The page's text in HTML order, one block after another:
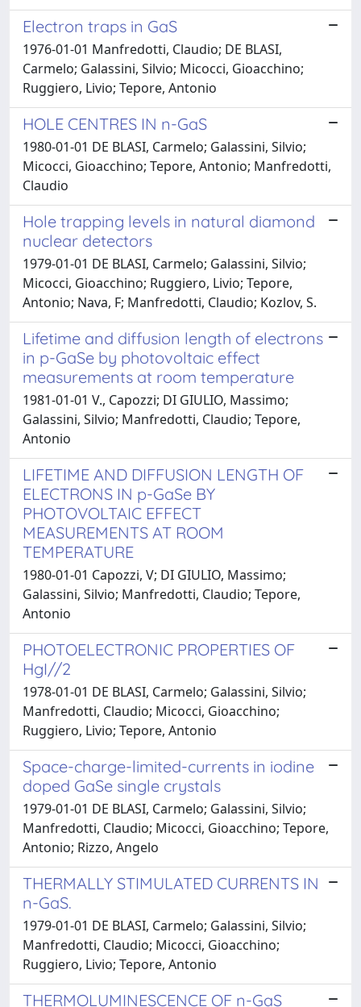
Electron traps in GaS
1976-01-01 Manfredotti, Claudio; DE BLASI,
Carmelo; Galassini, Silvio; Micocci, Gioacchino;
Ruggiero, Livio; Tepore, Antonio
HOLE CENTRES IN n-GaS
1980-01-01 DE BLASI, Carmelo; Galassini, Silvio;
Micocci, Gioacchino; Tepore, Antonio; Manfredotti,
Claudio
Hole trapping levels in natural diamond
nuclear detectors
1979-01-01 DE BLASI, Carmelo; Galassini, Silvio;
Micocci, Gioacchino; Ruggiero, Livio; Tepore,
Antonio; Nava, F; Manfredotti, Claudio; Kozlov, S.
Lifetime and diffusion length of electrons
in p-GaSe by photovoltaic effect
measurements at room temperature
1981-01-01 V., Capozzi; DI GIULIO, Massimo;
Galassini, Silvio; Manfredotti, Claudio; Tepore,
Antonio
LIFETIME AND DIFFUSION LENGTH OF
ELECTRONS IN p-GaSe BY
PHOTOVOLTAIC EFFECT
MEASUREMENTS AT ROOM
TEMPERATURE
1980-01-01 Capozzi, V; DI GIULIO, Massimo;
Galassini, Silvio; Manfredotti, Claudio; Tepore,
Antonio
PHOTOELECTRONIC PROPERTIES OF
HgI//2
1978-01-01 DE BLASI, Carmelo; Galassini, Silvio;
Manfredotti, Claudio; Micocci, Gioacchino;
Ruggiero, Livio; Tepore, Antonio
Space-charge-limited-currents in iodine
doped GaSe single crystals
1979-01-01 DE BLASI, Carmelo; Galassini, Silvio;
Manfredotti, Claudio; Micocci, Gioacchino; Tepore,
Antonio; Rizzo, Angelo
THERMALLY STIMULATED CURRENTS IN
n-GaS.
1979-01-01 DE BLASI, Carmelo; Galassini, Silvio;
Manfredotti, Claudio; Micocci, Gioacchino;
Ruggiero, Livio; Tepore, Antonio
THERMOLUMINESCENCE OF n-GaS